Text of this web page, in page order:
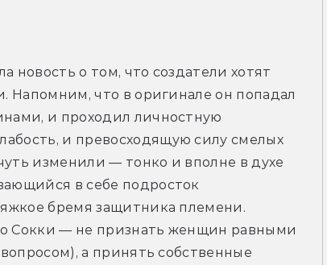
новость о том, что создатели хотят
Напомним, что в оригинале он попадал
и проходил личностную
и превосходящую силу смелых
изменили — тонко и вполне в духе
в себе подросток
бремя защитника племени.
Сокки — не признать женщин равными
а принять собственные